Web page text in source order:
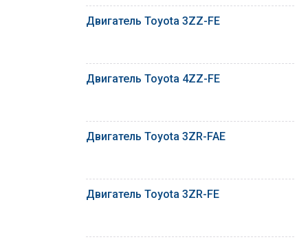
Двигатель Toyota 3ZZ-FE
Двигатель Toyota 4ZZ-FE
Двигатель Toyota 3ZR-FAE
Двигатель Toyota 3ZR-FE